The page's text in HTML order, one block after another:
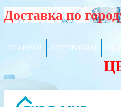
Доставка по
ГЛАВНАЯ ОПТОВИКАМ